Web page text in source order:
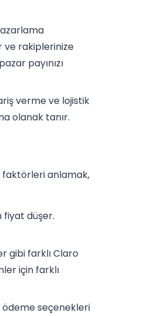
ve rakiplerinize
payınızı
verme ve lojistik
olanak tanır.
faktörleri anlamak,
fiyat düşer.
gibi farklı Claro
için farklı
ödeme seçenekleri